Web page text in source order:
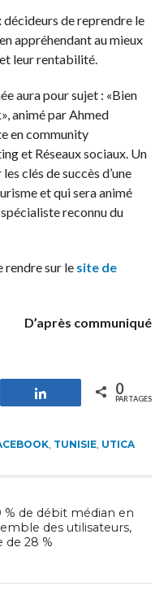
de reprendre le
appréhendant au mieux
leur rentabilité.
aura pour sujet : «Bien
animé par Ahmed
en community
et Réseaux sociaux. Un
clés de succès d’une
et qui sera animé
reconnu du
rendre sur le site de
D’après communiqué
Partagez 0
PARTAGES
, TUNISIE, UTICA
% de débit médian en
des utilisateurs,
de 28 %